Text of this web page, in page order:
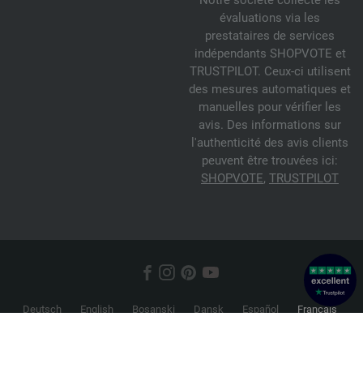
évaluations via les
prestataires de services
indépendants SHOPVOTE et
TRUSTPILOT. Ceux-ci utilisent
des mesures automatiques et
manuelles pour vérifier les
avis. Des informations sur
l'authenticité des avis clients
peuvent être trouvées ici:
SHOPVOTE, TRUSTPILOT
Deutsch English Bosanski Dansk Español
Français